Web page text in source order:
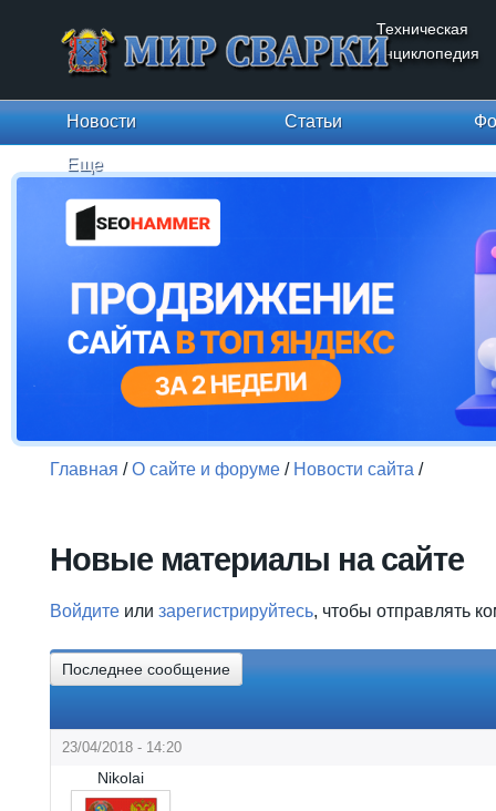
Техническая
энциклопедия
Новости Статьи
Еще
Главная /О сайте и форуме / Новости сайта /
Новые материалы на сайте
Войдите или зарегистрируйтесь, чтобы отправлять
Последнее сообщение
23/04/2018 - 14:20
Nikolai